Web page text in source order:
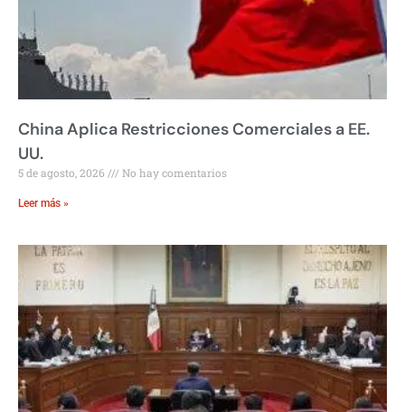
China Aplica Restricciones Comerciales a EE.
UU.
5 de agosto, 2026 No hay comentarios
Leer más »